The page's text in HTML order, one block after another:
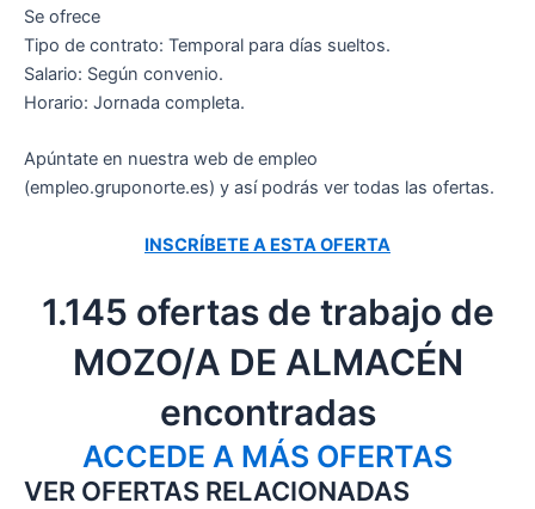
Se ofrece
Tipo de contrato: Temporal para días sueltos.
Salario: Según convenio.
Horario: Jornada completa.
Apúntate en nuestra web de empleo
(empleo.gruponorte.es) y así podrás ver todas las ofertas.
INSCRÍBETE A ESTA OFERTA
1.145 ofertas de trabajo de
MOZO/A DE ALMACÉN
encontradas
ACCEDE A MÁS OFERTAS
VER OFERTAS RELACIONADAS